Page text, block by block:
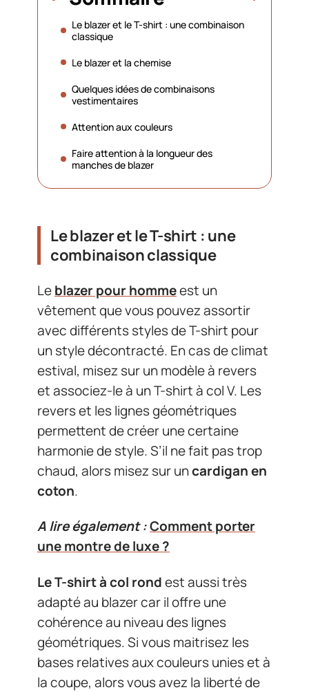
Le blazer et le T-shirt : une combinaison
classique
Le blazer et la chemise
Quelques idées de combinaisons
vestimentaires
Attention aux couleurs
Faire attention à la longueur des
manches de blazer
Le blazer et le T-shirt : une
combinaison classique
Leblazer pour hommeest un
vêtement que vous pouvez assortir
avec différents styles de T-shirt pour
un style décontracté. En cas de climat
estival, misez sur un modèle à revers
et associez-le à un T-shirt à col V. Les
revers et les lignes géométriques
permettent de créer une certaine
harmonie de style. S’il ne fait pas trop
chaud, alors misez sur uncardigan en
coton.
A lire également :Comment porter
une montre de luxe ?
Le T-shirt à col rondest aussi très
adapté au blazer car il offre une
cohérence au niveau des lignes
géométriques. Si vous maitrisez les
bases relatives aux couleurs unies et à
la coupe, alors vous avez la liberté de